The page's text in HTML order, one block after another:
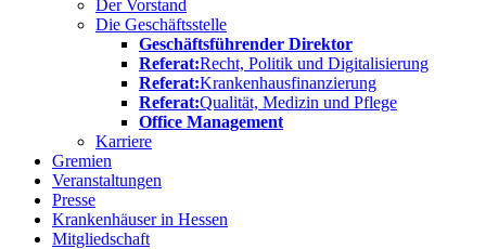
Der Vorstand
Die Geschäftsstelle
Geschäftsführender Direktor
Referat:Recht, Politik und Digitalisierung
Referat:Krankenhausfinanzierung
Referat:Qualität, Medizin und Pflege
Office Management
Karriere
Gremien
Veranstaltungen
Presse
Krankenhäuser in Hessen
Mitgliedschaft